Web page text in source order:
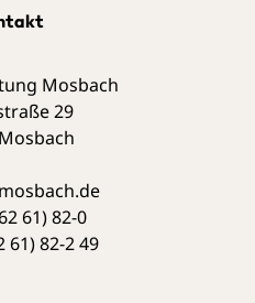
Mosbach
29
Mosbach
61) 82-0
61) 82-2 49